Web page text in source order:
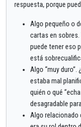
respuesta, porque
Algo pequeño o
cartas en sobres.
puede tener eso
está
Algo “muy duro”.
estaba mal
quién o qué
desagradable
Algo relacionado